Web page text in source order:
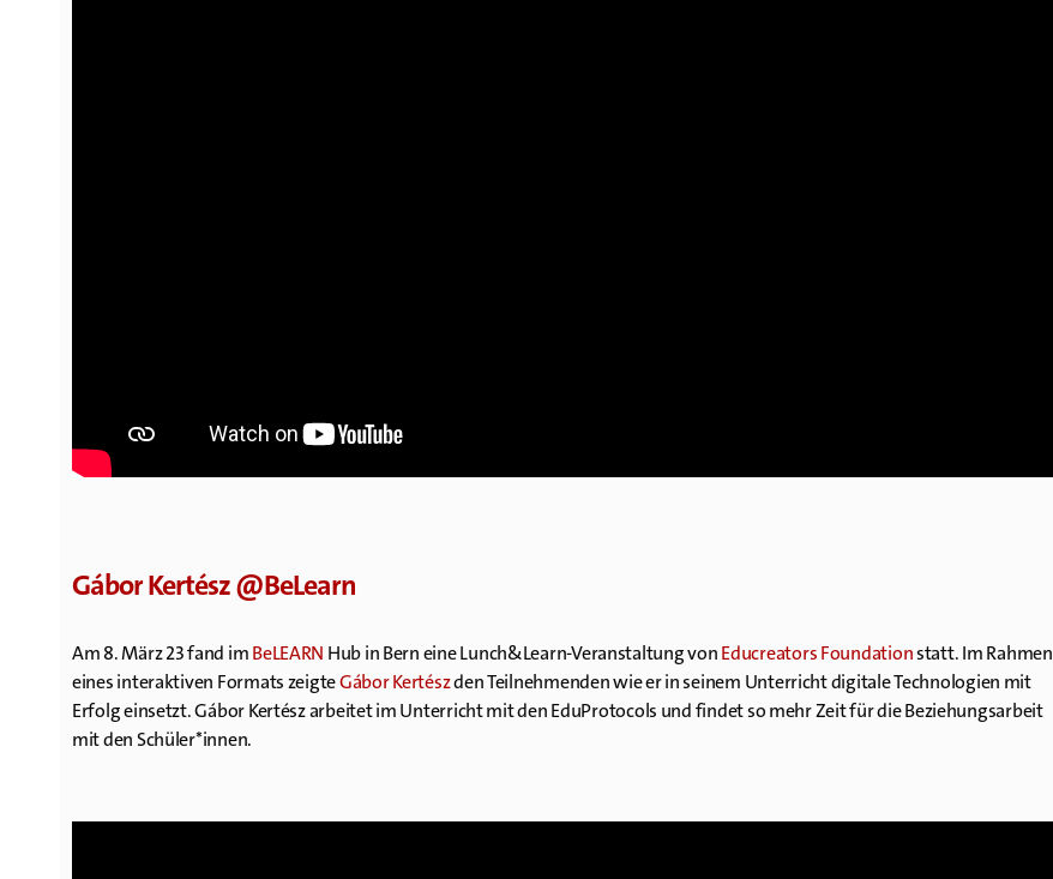
Gábor Kertész @BeLearn
Am 8. März 23 fand imBeLEARN Hub in Bern eine Lunch&Learn-Veranstaltung vonEducreators Foundationstatt. Im Rahmen
eines interaktiven Formats zeigteGábor Kertészden Teilnehmenden wie er in seinem Unterricht digitale Technologien mit
Erfolg einsetzt. Gábor Kertész arbeitet im Unterricht mit den EduProtocols und findet so mehr Zeit für die Beziehungsarbeit
mit den Schüler*innen.